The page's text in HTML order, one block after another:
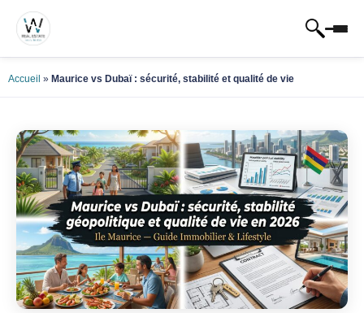
Accueil » Maurice vs Dubaï : sécurité, stabilité et qualité de vie